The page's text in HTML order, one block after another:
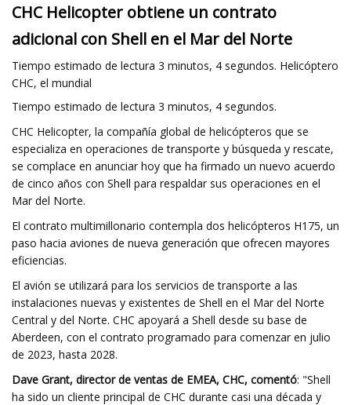
CHC Helicopter obtiene un contrato
adicional con Shell en el Mar del Norte
Tiempo estimado de lectura 3 minutos, 4 segundos. Helicóptero
CHC, el mundial
Tiempo estimado de lectura 3 minutos, 4 segundos.
CHC Helicopter, la compañía global de helicópteros que se
especializa en operaciones de transporte y búsqueda y rescate,
se complace en anunciar hoy que ha firmado un nuevo acuerdo
de cinco años con Shell para respaldar sus operaciones en el
Mar del Norte.
El contrato multimillonario contempla dos helicópteros H175, un
paso hacia aviones de nueva generación que ofrecen mayores
eficiencias.
El avión se utilizará para los servicios de transporte a las
instalaciones nuevas y existentes de Shell en el Mar del Norte
Central y del Norte. CHC apoyará a Shell desde su base de
Aberdeen, con el contrato programado para comenzar en julio
de 2023, hasta 2028.
Dave Grant, director de ventas de EMEA, CHC, comentó: "Shell
ha sido un cliente principal de CHC durante casi una década y